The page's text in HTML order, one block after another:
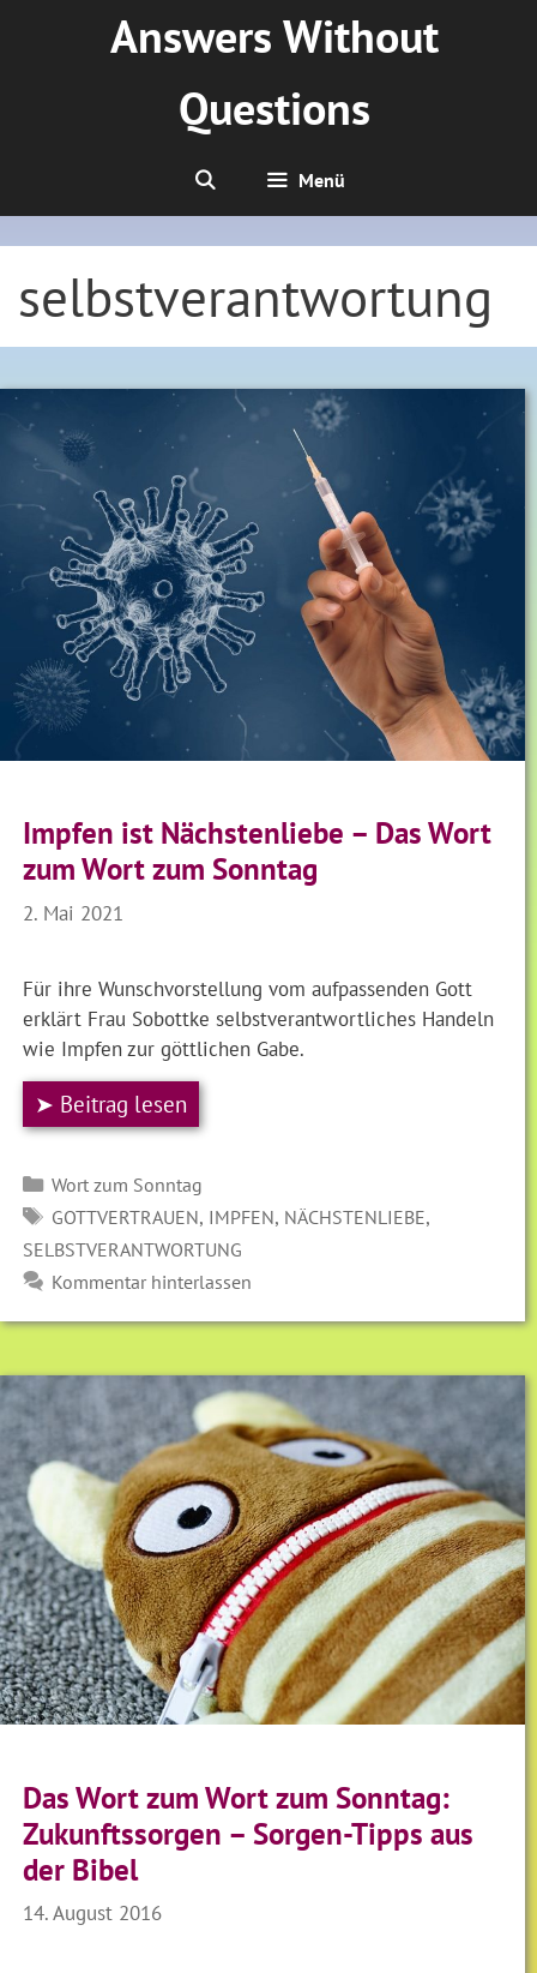
Answers Without
Questions
Menü
selbstverantwortung
Impfen ist Nächstenliebe – Das Wort
zum Wort zum Sonntag
2. Mai 2021
Für ihre Wunschvorstellung vom aufpassenden Gott
erklärt Frau Sobottke selbstverantwortliches Handeln
wie Impfen zur göttlichen Gabe.
➤ Beitrag lesen
Kategorien
Wort zum Sonntag
SCHLAGWÖRTER
GOTTVERTRAUEN, IMPFEN, NÄCHSTENLIEBE,
SELBSTVERANTWORTUNG
Kommentar hinterlassen
Das Wort zum Wort zum Sonntag:
Zukunftssorgen – Sorgen-Tipps aus
der Bibel
14. August 2016